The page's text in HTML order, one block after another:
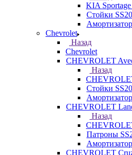
KIA Sportage
Стойки
Chevrolet
Назад
Chevrolet
CHEVROLET
Назад
Стойки
CHEVROLET
Назад
Патроны
CHEVROLET